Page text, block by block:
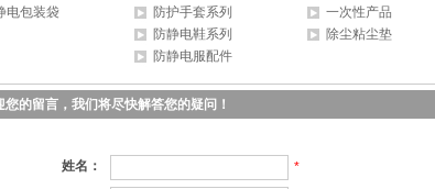
电包装袋
防护手套系列
防静电鞋系列
防静电服配件
一次性产品
除尘粘尘垫
您的留言，我们将尽快解答您的疑问！
姓名： *